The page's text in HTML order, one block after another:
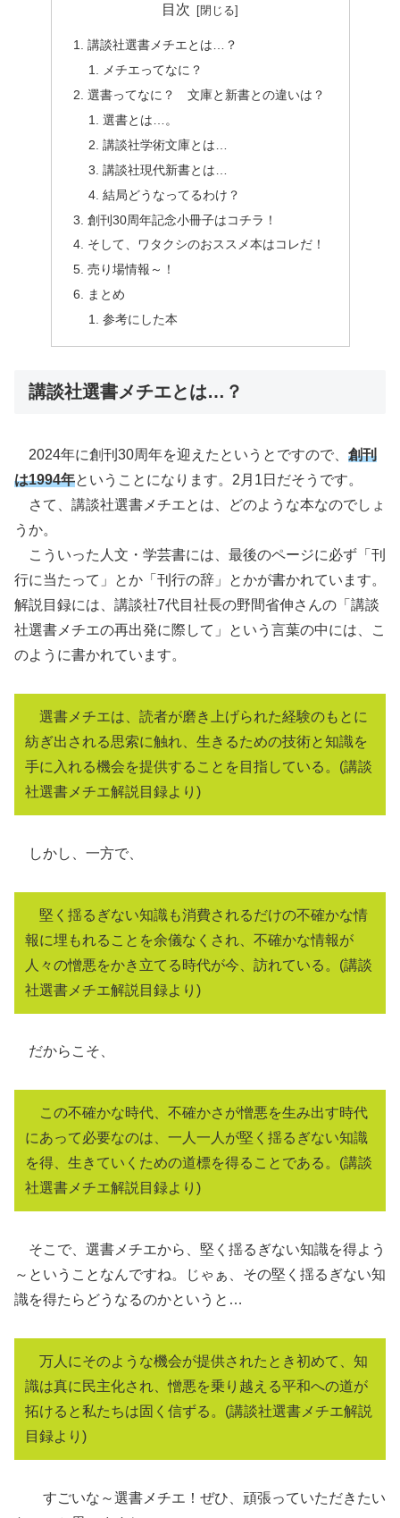
目次
講談社選書メチエとは…？
メチエってなに？
選書ってなに？ 文庫と新書との違いは？
選書とは…。
講談社学術文庫とは…
講談社現代新書とは…
結局どうなってるわけ？
創刊30周年記念小冊子はコチラ！
そして、ワタクシのおススメ本はコレだ！
売り場情報～！
まとめ
参考にした本
講談社選書メチエとは…？
2024年に創刊30周年を迎えたというとですので、 創刊
は1994年ということになります。2月1日だそうです。
さて、講談社選書メチエとは、どのような本なのでしょ
うか。
こういった人文・学芸書には、最後のページに必ず「刊
行に当たって」とか「刊行の辞」とかが書かれています。
解説目録には、講談社7代目社長の野間省伸さんの「講談
社選書メチエの再出発に際して」という言葉の中には、こ
のように書かれています。
選書メチエは、読者が磨き上げられた経験のもとに
紡ぎ出される思索に触れ、生きるための技術と知識を
手に入れる機会を提供することを目指している。(講談
社選書メチエ解説目録より)
しかし、一方で、
堅く揺るぎない知識も消費されるだけの不確かな情
報に埋もれることを余儀なくされ、不確かな情報が
人々の憎悪をかき立てる時代が今、訪れている。(講談
社選書メチエ解説目録より)
だからこそ、
この不確かな時代、不確かさが憎悪を生み出す時代
にあって必要なのは、一人一人が堅く揺るぎない知識
を得、生きていくための道標を得ることである。(講談
社選書メチエ解説目録より)
そこで、選書メチエから、堅く揺るぎない知識を得よう
～ということなんですね。じゃぁ、その堅く揺るぎない知
識を得たらどうなるのかというと…
万人にそのような機会が提供されたとき初めて、知
識は真に民主化され、憎悪を乗り越える平和への道が
拓けると私たちは固く信ずる。(講談社選書メチエ解説
目録より)
すごいな～選書メチエ！ぜひ、頑張っていただきたい